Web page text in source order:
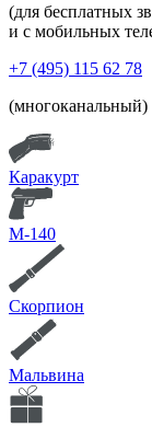
(для бесплатных
и с мобильных
+7 (495) 115 62 78
(многоканальный)
Каракурт
М-140
Скорпион
Мальвина